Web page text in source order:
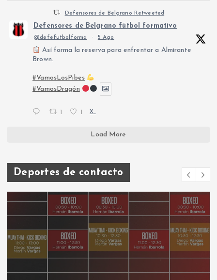
Defensores de Belgrano Retweeted
Defensores de Belgrano fútbol formativo
@defefutbolforma · 5 Ago
Así forma la reserva para enfrentar a Almirante
Brown.
#VamosLosPibes
#VamosDragón
1 1 X
Load More
Deportes de contacto